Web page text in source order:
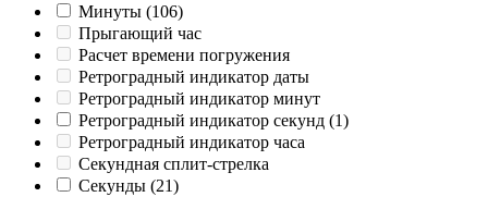
Минуты (106)
Прыгающий час
Расчет времени погружения
Ретроградный индикатор даты
Ретроградный индикатор минут
Ретроградный индикатор секунд (1)
Ретроградный индикатор часа
Секундная сплит-стрелка
Секунды (21)